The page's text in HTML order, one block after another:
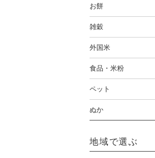
お餅
雑穀
外国米
食品・米粉
ペット
ぬか
地域で選ぶ